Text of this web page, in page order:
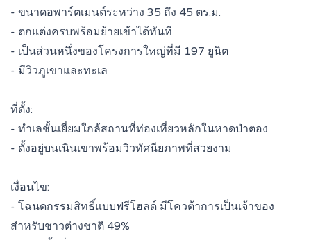
- ขนาดอพาร์ตเมนต์ระหว่าง 35 ถึง 45 ตร.ม.
- ตกแต่งครบพร้อมย้ายเข้าได้ทันที
- เป็นส่วนหนึ่งของโครงการใหญ่ที่มี 197 ยูนิต
- มีวิวภูเขาและทะเล
ที่ตั้ง:
- ทำเลชั้นเยี่ยมใกล้สถานที่ท่องเที่ยวหลักในหาดป่าตอง
- ตั้งอยู่บนเนินเขาพร้อมวิวทัศนียภาพที่สวยงาม
เงื่อนไข:
- โฉนดกรรมสิทธิ์แบบฟรีโฮลด์ มีโควต้าการเป็นเจ้าของ
สำหรับชาวต่างชาติ 49%